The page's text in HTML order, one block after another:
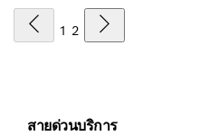
1 2
สายด่วนบริการ